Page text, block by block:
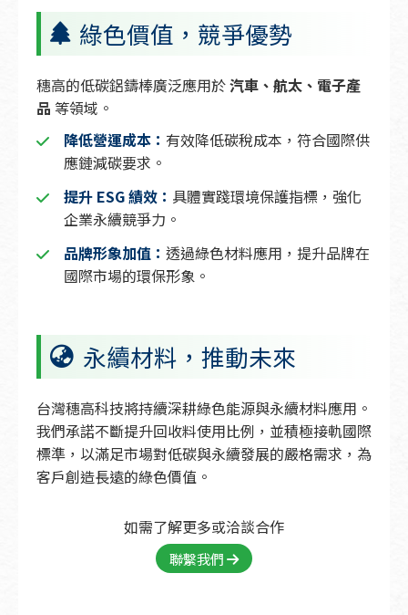
綠色價值，競爭優勢
穗高的低碳鋁鑄棒廣泛應用於汽車、航太、電子產
品 等領域。
降低營運成本： 有效降低碳稅成本，符合國際供
應鏈減碳要求。
提升 ESG 績效： 具體實踐環境保護指標，強化
企業永續競爭力。
品牌形象加值： 透過綠色材料應用，提升品牌在
國際市場的環保形象。
永續材料，推動未來
台灣穗高科技將持續深耕綠色能源與永續材料應用。
我們承諾不斷提升回收料使用比例，並積極接軌國際
標準，以滿足市場對低碳與永續發展的嚴格需求，為
客戶創造長遠的綠色價值。
如需了解更多或洽談合作
聯繫我們